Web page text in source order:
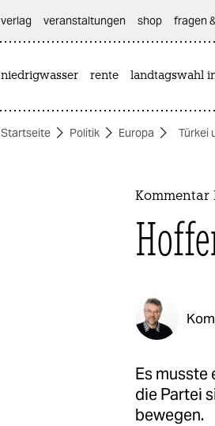
themen
verlag
veranstaltungen shop fragen
niedrigwasser rente landtagswahl
Startseite Politik Europa Türkei
Kommentar
Es
die Partei
bewegen.